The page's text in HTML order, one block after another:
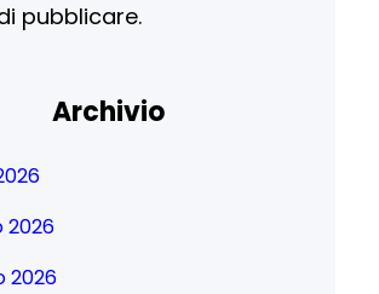
pubblicare.
Archivio
2026
2026